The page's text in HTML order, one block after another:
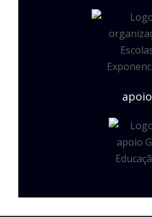
apoio